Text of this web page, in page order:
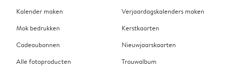
Kalender maken
Mok bedrukken
Cadeaubonnen
Alle fotoproducten
Verjaardagskalenders maken
Kerstkaarten
Nieuwjaarskaarten
Trouwalbum